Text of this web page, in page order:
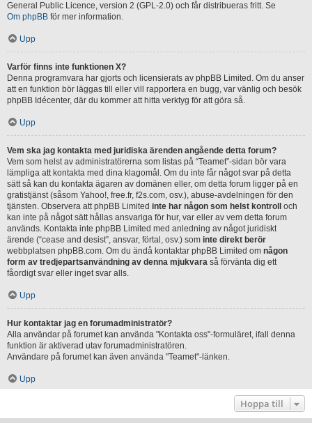
General Public Licence, version 2 (GPL-2.0) och får distribueras fritt. Se
Om phpBB för mer information.
Upp
Varför finns inte funktionen X?
Denna programvara har gjorts och licensierats av phpBB Limited. Om du anser
att en funktion bör läggas till eller vill rapportera en bugg, var vänlig och besök
phpBB Idécenter, där du kommer att hitta verktyg för att göra så.
Upp
Vem ska jag kontakta med juridiska ärenden angående detta forum?
Vem som helst av administratörerna som listas på “Teamet”-sidan bör vara
lämpliga att kontakta med dina klagomål. Om du inte får något svar på detta
sätt så kan du kontakta ägaren av domänen eller, om detta forum ligger på en
gratistjänst (såsom Yahoo!, free.fr, f2s.com, osv.), abuse-avdelningen för den
tjänsten. Observera att phpBB Limited inte har någon som helst kontroll
och
kan inte på något sätt hållas ansvariga för hur, var eller av vem detta forum
används. Kontakta inte phpBB Limited med anledning av något juridiskt
ärende (“cease and desist”, ansvar, förtal, osv.) som inte direkt berör
webbplatsen phpBB.com. Om du ändå kontaktar phpBB Limited om någon
form av tredjepartsanvändning av denna mjukvara så förvänta dig ett
fåordigt svar eller inget svar alls.
Upp
Hur kontaktar jag en forumadministratör?
Alla användar på forumet kan använda "Kontakta oss"-formuläret, ifall denna
funktion är aktiverad utav forumadministratören.
Användare på forumet kan även använda "Teamet"-länken.
Upp
Hoppa till